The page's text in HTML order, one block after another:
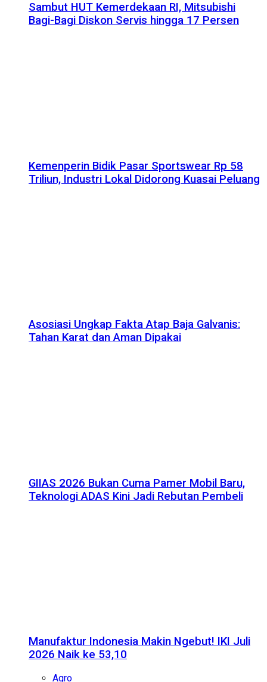
Sambut HUT Kemerdekaan RI, Mitsubishi
Bagi-Bagi Diskon Servis hingga 17 Persen
Kemenperin Bidik Pasar Sportswear Rp 58
Triliun, Industri Lokal Didorong Kuasai Peluang
Asosiasi Ungkap Fakta Atap Baja Galvanis:
Tahan Karat dan Aman Dipakai
GIIAS 2026 Bukan Cuma Pamer Mobil Baru,
Teknologi ADAS Kini Jadi Rebutan Pembeli
Manufaktur Indonesia Makin Ngebut! IKI Juli
2026 Naik ke 53,10
Agro